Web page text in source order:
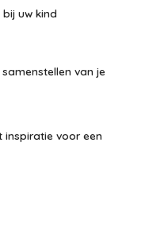
uw kind
van je
inspiratie voor een